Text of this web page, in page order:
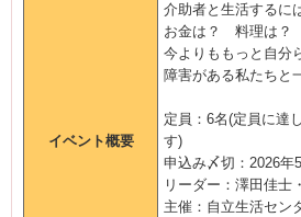
イベント概要
介助者と生活するに
お金は？ 料理は？
今よりももっと自分
障害がある私たちと
定員：6名(定員に達
す)
申込み〆切：2026年
リーダー：澤田佳士
主催：自立生活セン